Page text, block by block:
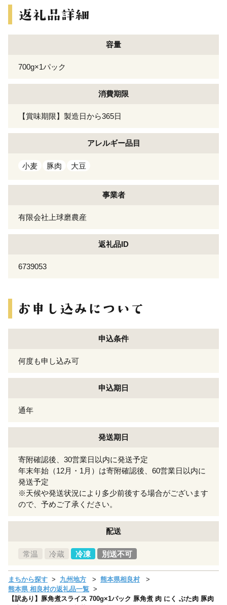
容量
700g×1パック
消費期限
【賞味期限】製造日から365日
アレルギー品目
小麦 豚肉 大豆
事業者
有限会社上球磨農産
返礼品ID
6739053
申込条件
何度も申し込み可
申込期日
通年
発送期日
寄附確認後、30営業日以内に発送予定
年末年始（12月・1月）は寄附確認後、60営業日以内に
発送予定
※天候や発送状況により多少前後する場合がございます
ので、予めご了承ください。
配送
常温 冷蔵 冷凍 別送不可
まちから探す 九州地方
熊本県相良村
熊本県 相良村の返礼品一覧
【訳あり】豚角煮スライス 700g×1パック 豚角煮 肉 にく ぶた肉 豚肉